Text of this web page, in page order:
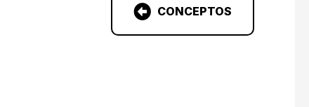
CONCEPTOS